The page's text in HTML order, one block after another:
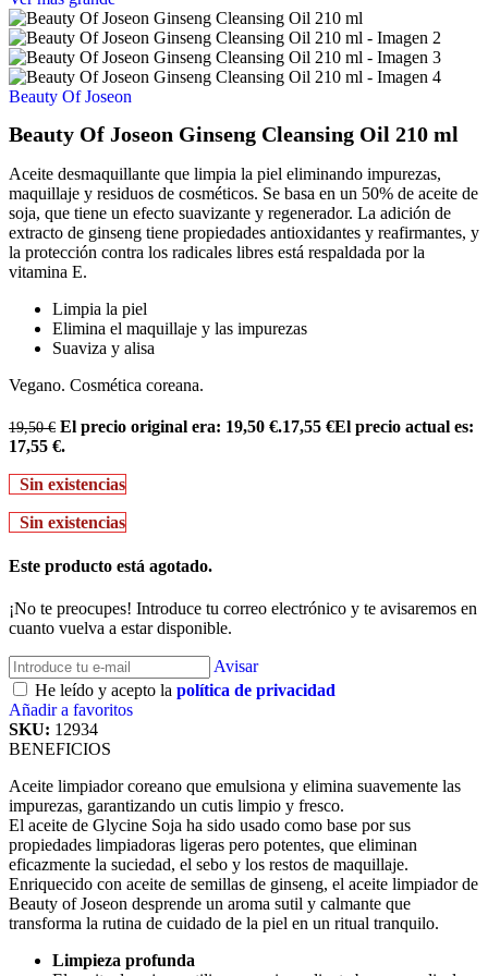
Beauty Of Joseon
Beauty Of Joseon Ginseng Cleansing Oil 210 ml
Aceite desmaquillante que limpia la piel eliminando impurezas,
maquillaje y residuos de cosméticos. Se basa en un 50% de aceite de
soja, que tiene un efecto suavizante y regenerador. La adición de
extracto de ginseng tiene propiedades antioxidantes y reafirmantes, y
la protección contra los radicales libres está respaldada por la
vitamina E.
Limpia la piel
Elimina el maquillaje y las impurezas
Suaviza y alisa
Vegano. Cosmética coreana.
19,50€ El precio original era: 19,50 €.17,55 €El precio actual es:
17,55 €.
Sin existencias
Sin existencias
Este producto está agotado.
¡No te preocupes! Introduce tu correo electrónico y te avisaremos en
cuanto vuelva a estar disponible.
Avisar
He leído y acepto la política de privacidad
Añadir a favoritos
SKU: 12934
BENEFICIOS
Aceite limpiador coreano que emulsiona y elimina suavemente las
impurezas, garantizando un cutis limpio y fresco.
El aceite de Glycine Soja ha sido usado como base por sus
propiedades limpiadoras ligeras pero potentes, que eliminan
eficazmente la suciedad, el sebo y los restos de maquillaje.
Enriquecido con aceite de semillas de ginseng, el aceite limpiador de
Beauty of Joseon desprende un aroma sutil y calmante que
transforma la rutina de cuidado de la piel en un ritual tranquilo.
Limpieza profunda